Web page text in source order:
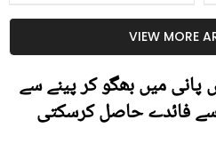
کیوں کھانا چاہیے؟
VIEW MORE
پانی میں بھگو کر پینے سے
فائدے حاصل کرسکتی